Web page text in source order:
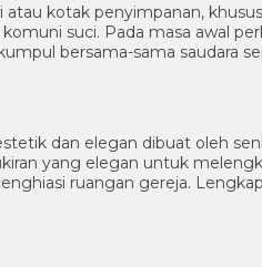
kotak penyimpanan,
suci. Pada masa awal
bersama-sama saudara
dan elegan dibuat oleh
yang elegan untuk
ruangan gereja.